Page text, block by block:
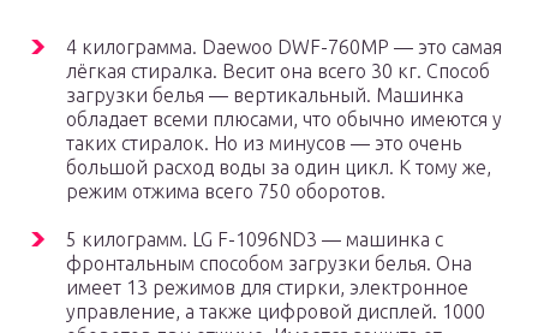
4 килограмма. Daewoo DWF-760MP — это самая
лёгкая стиралка. Весит она всего 30 кг. Способ
загрузки белья — вертикальный. Машинка
обладает всеми плюсами, что обычно имеются у
таких стиралок. Но из минусов — это очень
большой расход воды за один цикл. К тому же,
режим отжима всего 750 оборотов.
5 килограмм. LG F-1096ND3 — машинка с
фронтальным способом загрузки белья. Она
имеет 13 режимов для стирки, электронное
управление, а также цифровой дисплей. 1000